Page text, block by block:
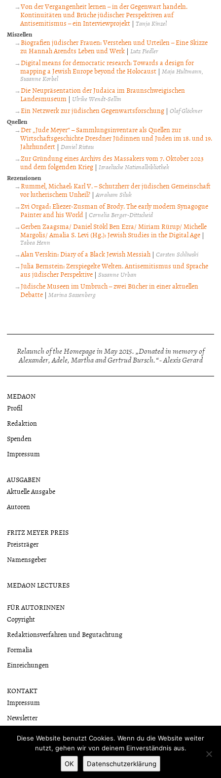
Von der Vergangenheit lernen – in der Gegenwart handeln.
Kontinuitäten und Brüche jüdischer Perspektiven auf
Antisemitismus – ein Interviewprojekt | Tanja Kinzel
Miszellen
Biografien jüdischer Frauen: Verstehen und Urteilen – Eine Skizze
zu Hannah Arendts Leben und Werk | Lutz Fiedler
Digital means for democratic research: Towards a design for
mapping a Jewish Europe beyond the Holocaust | Maja Hultmann
Susanne Korbel
Die Neupräsentation der Judaica im Braunschweigischen
Landesmuseum | Ulrike Wendt-Sellin
Ein Netzwerk zur jüdischen Gegenwartsforschung |Olaf Glöckner
Quellen
Der „Jude Meyer“ – Sammlungsinventare als Quellen zur
Wirtschaftsgeschichte Dresdner Jüdinnen und Juden im 18. und 19.
Jahrhundert | Daniel Ristau
Zur Gründung eines Archivs des Massakers vom 7. Oktober 2023
und dem folgenden Krieg | Israelische Nationalbibliothek
Rezensionen
Rummel, Michael: Karl V. – Schutzherr der jüdischen Gemeinschaft
vor lutherischem Unheil? |Avraham Siluk
Zvi Orgad: Eliezer-Zusman of Brody. The early modern Synagogue
Painter and his World | Cornelia Berger-Dittscheid
Gerben Zaagsma/ Daniel Stökl Ben Ezra/ Miriam Rürup/ Michelle
Margolis/ Amalia S. Levi (Hg.): Jewish Studies in the Digital Age |
Tabea Henn
Alan Verskin: Diary of a Black Jewish Messiah |Carsten Schliwski
Julia Bernstein: Zerspiegelte Welten. Antisemitismus und Sprache
aus jüdischer Perspektive | Susanne Urban
Jüdische Museen im Umbruch – zwei Bücher in einer aktuellen
Debatte | Marina Sassenberg
Relaunch of the Homepage in May 2015. „Donated in memory of
Alexander, Adele, Martha and Gertrud Bursch.“ - Alexis Gerard
MEDAON
Profil
Redaktion
Spenden
Impressum
AUSGABEN
Aktuelle Ausgabe
Autoren
FRITZ MEYER PREIS
Preisträger
Namensgeber
MEDAON LECTURES
FÜR AUTORINNEN
Copyright
Redaktionsverfahren und Begutachtung
Formalia
Einreichungen
KONTAKT
Impressum
Newsletter
Mit Stolz präsentiert von WordPress
Diese Website benutzt Cookies. Wenn du die Website weiter
nutzt, gehen wir von deinem Einverständnis aus.
OK
Datenschutzerklärung